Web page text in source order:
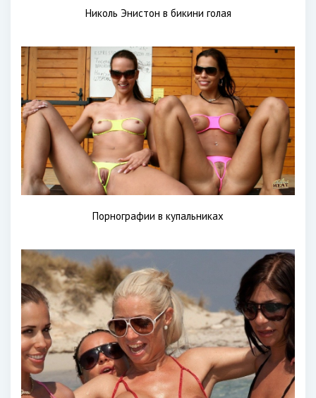
Николь Энистон в бикини голая
Порнографии в купальниках